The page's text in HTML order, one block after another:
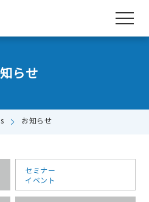
らせ
お知らせ
セミナー
イベント